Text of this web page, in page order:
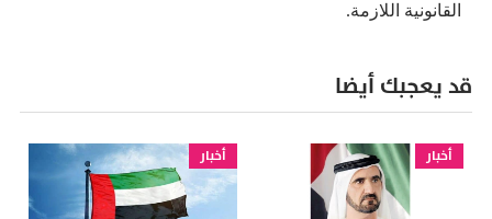
القانونية اللازمة.
قد يعجبك أيضا
أخبار أخبار